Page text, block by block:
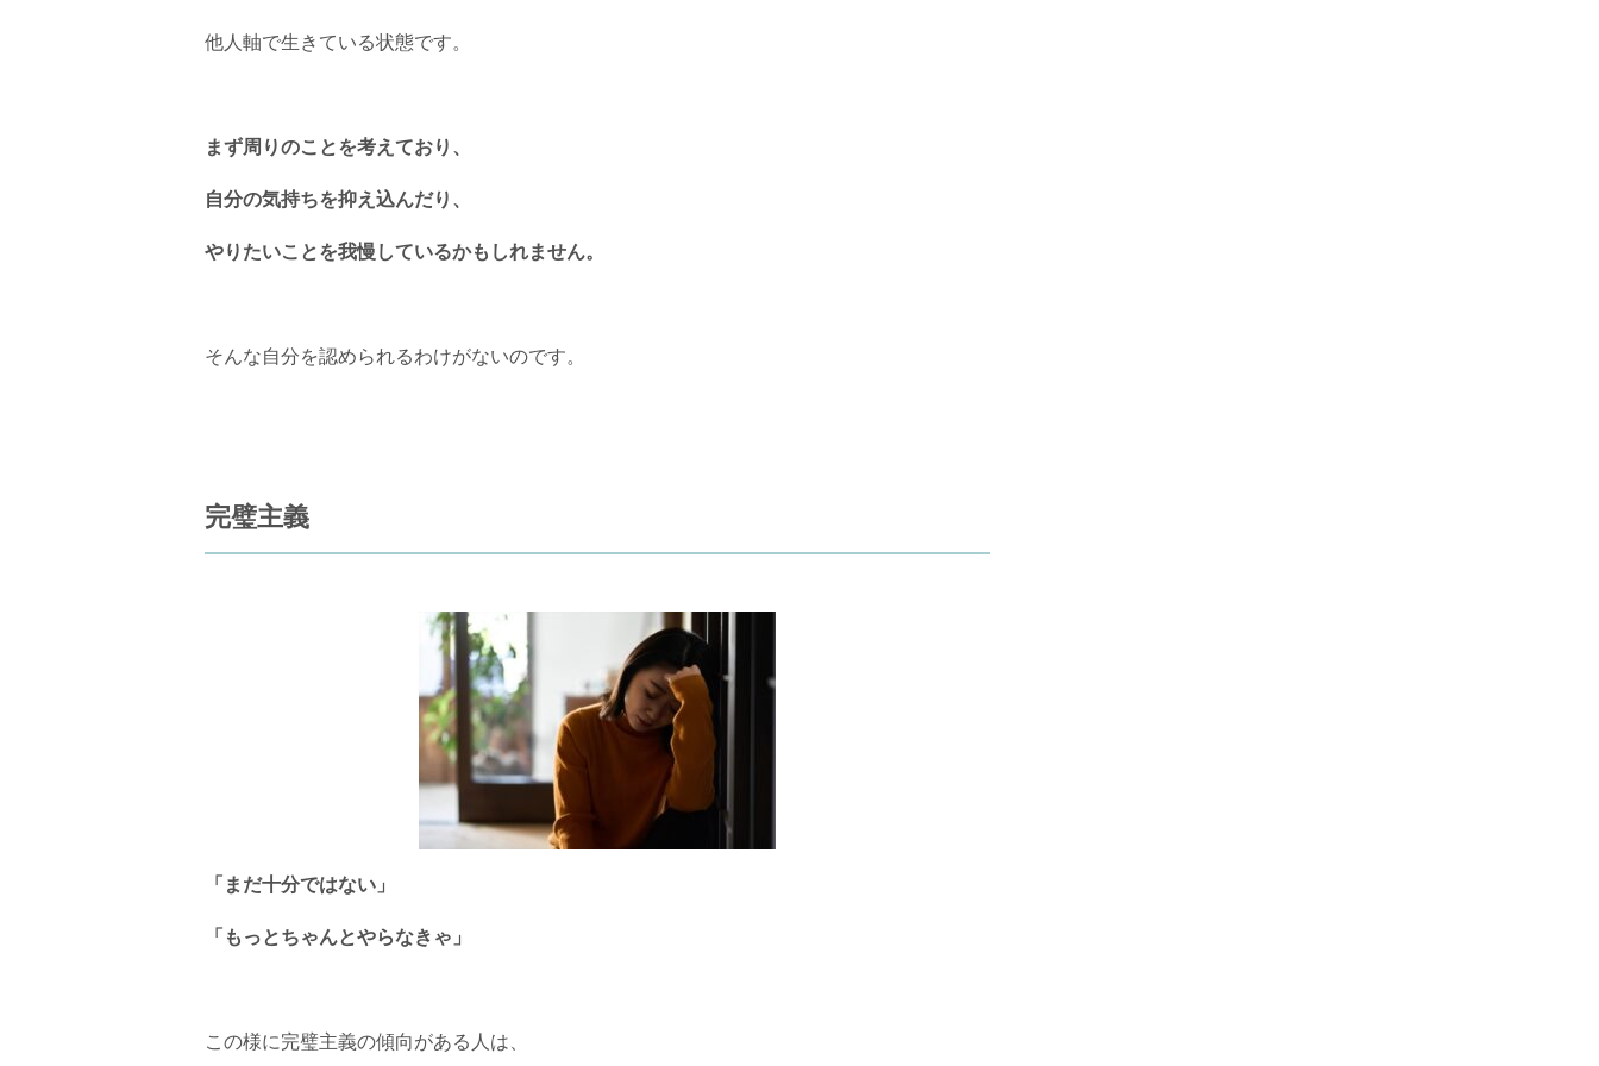
他人軸で生きている状態です。
まず周りのことを考えており、
自分の気持ちを抑え込んだり、
やりたいことを我慢しているかもしれません。
そんな自分を認められるわけがないのです。
完璧主義
「まだ十分ではない」
「もっとちゃんとやらなきゃ」
この様に完璧主義の傾向がある人は、